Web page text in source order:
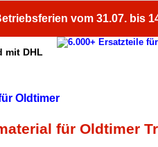
vom 31.07. bis
mit DHL
für Oldtimer